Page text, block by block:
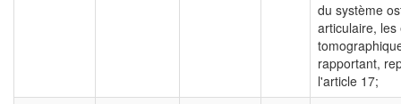
du système
articulaire, les
rapportant,
l'article 17;